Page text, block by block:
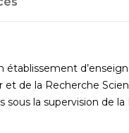
établissement
et de la Recherche
sous la supervision de